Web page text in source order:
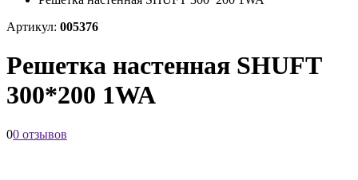
Артикул: 005376
Решетка настенная SHUFT
300*200 1WA
00 отзывов